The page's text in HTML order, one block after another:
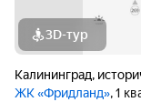
3D-тур
Калининград,
ЖК «Фридланд», 1